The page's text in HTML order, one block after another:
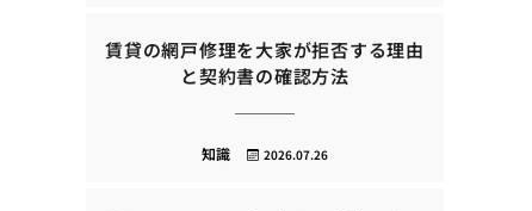
賃貸の網戸修理を大家が拒否する理由
と契約書の確認方法
2026.07.26
知識